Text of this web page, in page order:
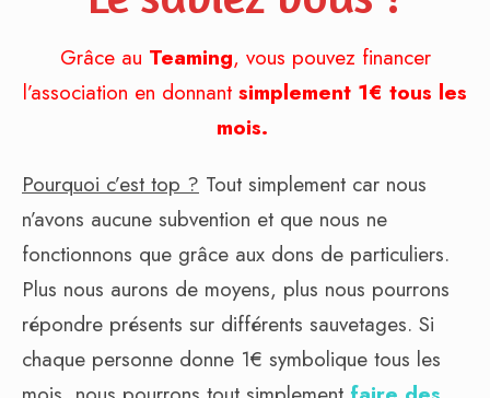
Grâce au Teaming, vous pouvez financer
l’association en donnant simplement 1€ tous les
mois.
Pourquoi c’est top ? Tout simplement car nous
n’avons aucune subvention et que nous ne
fonctionnons que grâce aux dons de particuliers.
Plus nous aurons de moyens, plus nous pourrons
répondre présents sur différents sauvetages. Si
chaque personne donne 1€ symbolique tous les